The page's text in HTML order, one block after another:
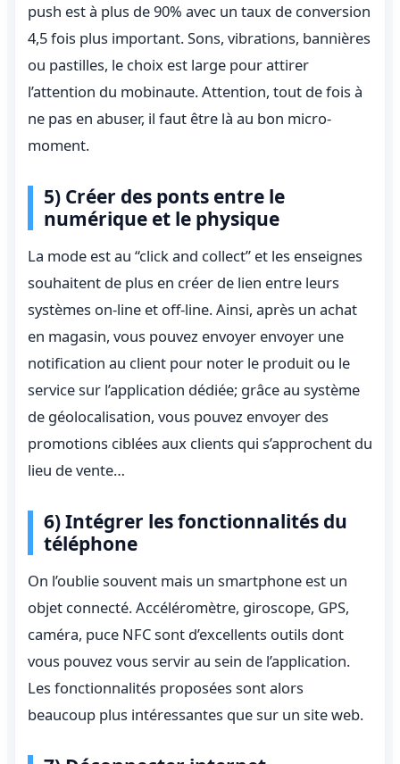
push est à plus de 90% avec un taux de conversion
4,5 fois plus important. Sons, vibrations, bannières
ou pastilles, le choix est large pour attirer
l’attention du mobinaute. Attention, tout de fois à
ne pas en abuser, il faut être là au bon micro-
moment.
5) Créer des ponts entre le
numérique et le physique
La mode est au “click and collect” et les enseignes
souhaitent de plus en créer de lien entre leurs
systèmes on-line et off-line. Ainsi, après un achat
en magasin, vous pouvez envoyer envoyer une
notification au client pour noter le produit ou le
service sur l’application dédiée; grâce au système
de géolocalisation, vous pouvez envoyer des
promotions ciblées aux clients qui s’approchent du
lieu de vente…
6) Intégrer les fonctionnalités du
téléphone
On l’oublie souvent mais un smartphone est un
objet connecté. Accéléromètre, giroscope, GPS,
caméra, puce NFC sont d’excellents outils dont
vous pouvez vous servir au sein de l’application.
Les fonctionnalités proposées sont alors
beaucoup plus intéressantes que sur un site web.